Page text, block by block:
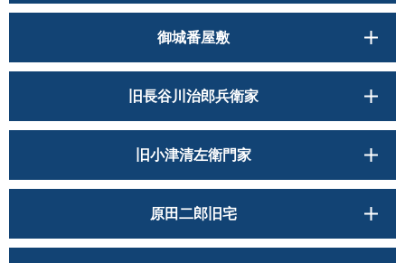
御城番屋敷
旧長谷川治郎兵衛家
旧小津清左衛門家
原田二郎旧宅